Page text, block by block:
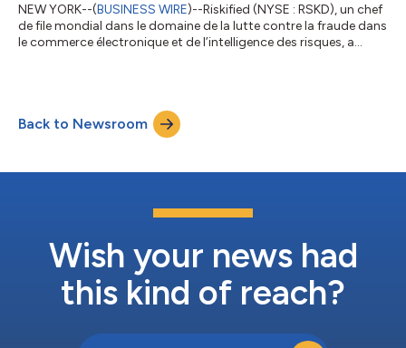
NEW YORK--(BUSINESS WIRE)--Riskified (NYSE : RSKD), un chef
de file mondial dans le domaine de la lutte contre la fraude dans
le commerce électronique et de l’intelligence des risques, a
de voyages, sur leurs expériences de réservation et sur le degré
de confiance qu’ils accordent aux outils numériques de voyage
Back to Newsroom
Wish your news had
this kind of reach?